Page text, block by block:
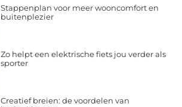
Stappenplan voor meer wooncomfort en
buitenplezier
Zo helpt een elektrische fiets jou verder als
sporter
Creatief breien: de voordelen van